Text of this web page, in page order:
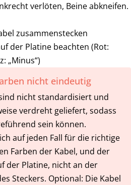
verlöten, Beine abkneifen.
zusammenstecken
der Platine beachten (Rot:
„Minus“)
nicht eindeutig
nicht standardisiert und
verdreht geliefert, sodass
sein können.
auf jeden Fall für die richtige
Farben der Kabel, und der
der Platine, nicht an der
Steckers. Optional: Die Kabel